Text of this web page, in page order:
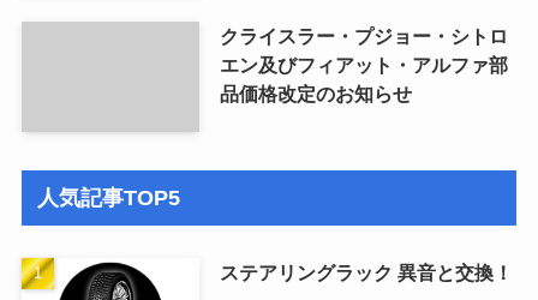
クライスラー・プジョー・シトロ
エン及びフィアット・アルファ部
品価格改定のお知らせ
人気記事TOP5
ステアリングラック 異音と交換！